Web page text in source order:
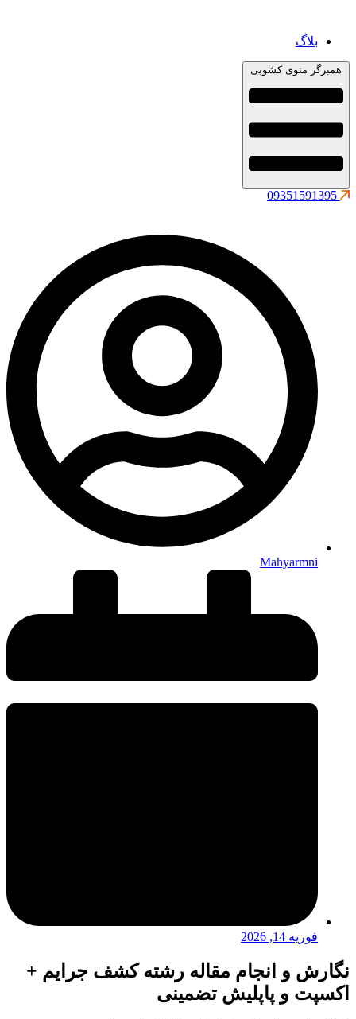
بلاگ
همبرگر منوی کشویی
09351591395
Mahyarmni
فوریه 14, 2026
نگارش و انجام مقاله رشته کشف جرایم +
اکسپت و پاپلیش تضمینی